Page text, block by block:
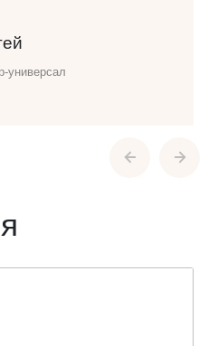
универсал